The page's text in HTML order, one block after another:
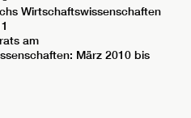
Wirtschaftswissenschaften
am
März 2010 bis